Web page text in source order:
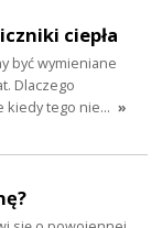
ciepła
być wymieniane
Dlaczego
kiedy tego nie… »